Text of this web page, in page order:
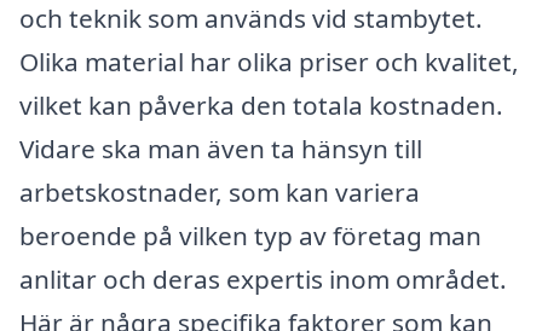
och teknik som används vid stambytet.
Olika material har olika priser och kvalitet,
vilket kan påverka den totala kostnaden.
Vidare ska man även ta hänsyn till
arbetskostnader, som kan variera
beroende på vilken typ av företag man
anlitar och deras expertis inom området.
Här är några specifika faktorer som kan